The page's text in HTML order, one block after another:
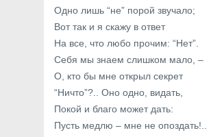
Одно лишь “не” порой звучало;
Вот так и я скажу в ответ
На все, что любо прочим: “Нет”.
Себя мы знаем слишком мало, –
О, кто бы мне открыл секрет
“Ничто”?.. Оно одно, видать,
Покой и благо может дать:
Пусть медлю – мне не опоздать!..